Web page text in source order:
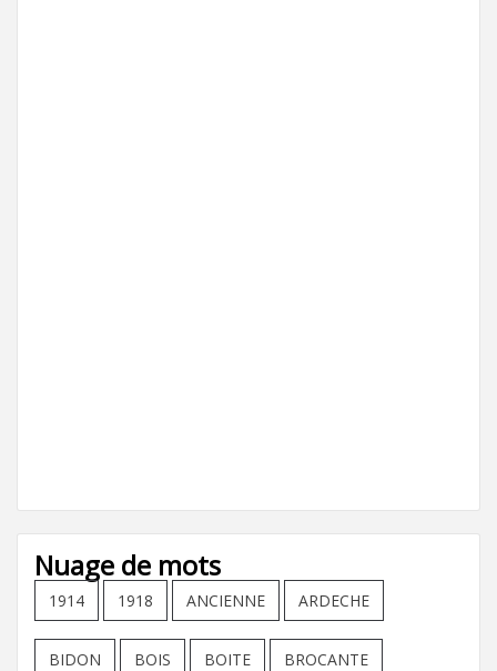
Nuage de mots
1914 1918 ANCIENNE ARDECHE
BIDON BOIS BOITE BROCANTE